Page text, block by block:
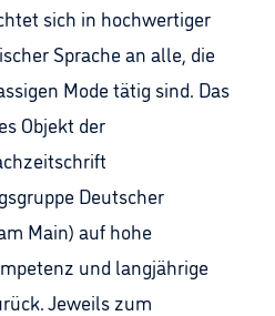
sich in hochwertiger
Sprache an alle, die
Mode tätig sind. Das
Objekt der
Deutscher
Main) auf hohe
und langjährige
Jeweils zum